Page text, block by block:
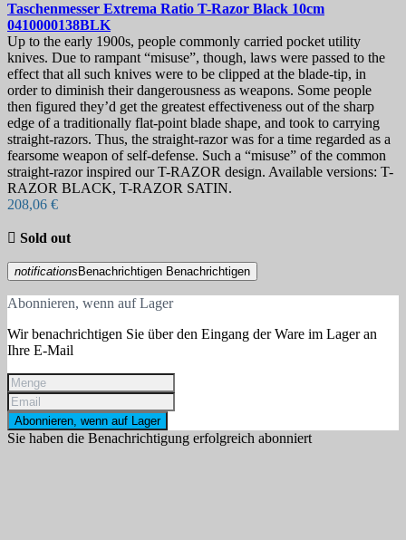
Taschenmesser Extrema Ratio T-Razor Black 10cm
0410000138BLK
Up to the early 1900s, people commonly carried pocket utility
knives. Due to rampant “misuse”, though, laws were passed to the
effect that all such knives were to be clipped at the blade-tip, in
order to diminish their dangerousness as weapons. Some people
then figured they’d get the greatest effectiveness out of the sharp
edge of a traditionally flat-point blade shape, and took to carrying
straight-razors. Thus, the straight-razor was for a time regarded as a
fearsome weapon of self-defense. Such a “misuse” of the common
straight-razor inspired our T-RAZOR design. Available versions: T-
RAZOR BLACK, T-RAZOR SATIN.
208,06 €
 Sold out
notifications Benachrichtigen Benachrichtigen
Abonnieren, wenn auf Lager
Wir benachrichtigen Sie über den Eingang der Ware im Lager an
Ihre E-Mail
Abonnieren, wenn auf Lager
Sie haben die Benachrichtigung erfolgreich abonniert